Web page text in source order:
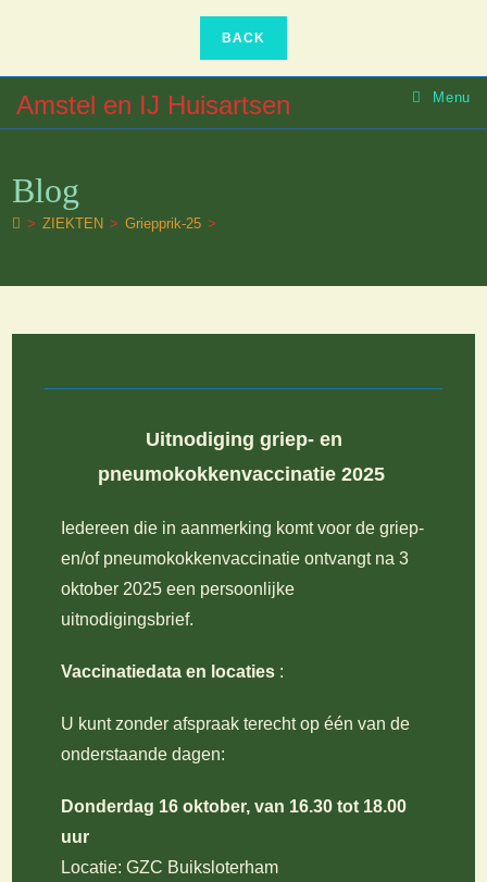
Amstel en IJ Huisartsen Menu
Blog
> ZIEKTEN > Griepprik-25 >
Uitnodiging griep- en
pneumokokkenvaccinatie 2025
Iedereen die in aanmerking komt voor de griep-
en/of pneumokokkenvaccinatie ontvangt na 3
oktober 2025 een persoonlijke
uitnodigingsbrief.
Vaccinatiedata en locaties :
U kunt zonder afspraak terecht op één van de
onderstaande dagen:
Donderdag 16 oktober, van 16.30 tot 18.00
uur
Locatie: GZC Buiksloterham